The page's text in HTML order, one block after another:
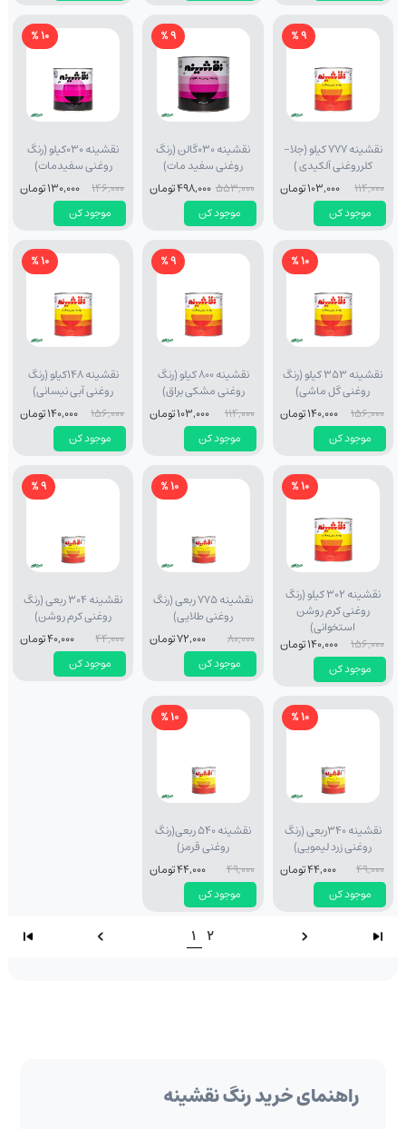
9 %
نقشینه 777 کیلو (جلا-
کلرروغنی آلکیدی )
موجود کن
114,000 103,000 تومان
9 %
نقشینه 030گالن (رنگ
روغنی سفید مات)
موجود کن
553,000 498,000 تومان
10 %
نقشینه 030کیلو (رنگ
روغنی سفیدمات)
موجود کن
146,000 130,000 تومان
10 %
نقشینه 353 کیلو (رنگ
روغنی گل ماشی)
موجود کن
156,000 140,000 تومان
9 %
نقشینه 800 کیلو (رنگ
روغنی مشکی براق)
موجود کن
114,000 103,000 تومان
10 %
نقشینه 148کیلو (رنگ
روغنی آبی نیسانی)
موجود کن
156,000 140,000 تومان
10 %
نقشینه 302 کیلو (رنگ
روغنی کرم روشن
استخوانی)
موجود کن
156,000 140,000 تومان
10 %
نقشینه 775 ربعی (رنگ
روغنی طلایی)
موجود کن
80,000 72,000 تومان
9 %
نقشینه 304 ربعی (رنگ
روغنی کرم روشن)
موجود کن
44,000 40,000 تومان
10 %
نقشینه 340ربعی (رنگ
روغنی زرد لیمویی)
موجود کن
49,000 44,000 تومان
10 %
نقشینه 540 ربعی(رنگ
روغنی قرمز)
موجود کن
49,000 44,000 تومان
1 2
راهنمای خرید رنگ نقشینه